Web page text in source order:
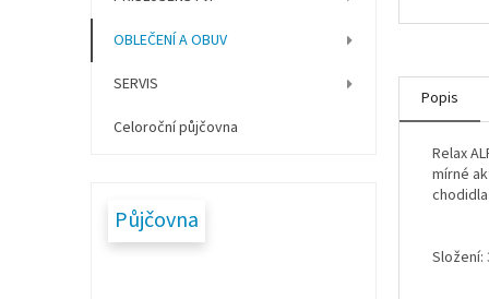
OBLEČENÍ A OBUV
SERVIS
Celoroční půjčovna
Půjčovna
Popis
Relax
mírné
Složení: